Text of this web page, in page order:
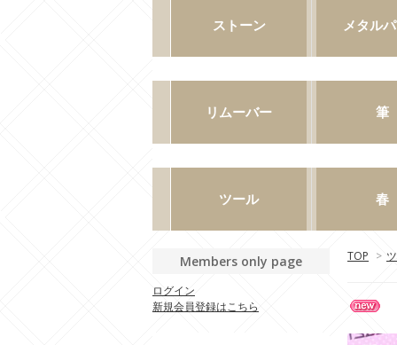
TOP >
Members only page
ログイン
新規会員登録はこちら